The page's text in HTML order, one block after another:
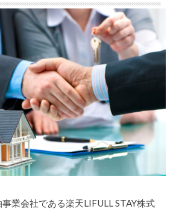
業会社である楽天LIFULL STAY株式